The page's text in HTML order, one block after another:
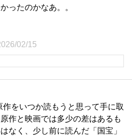
ったのかなあ。。
02/15
作をいつか読もうと思って手に取
作と映画では多少の差はあるも
なく、少し前に読んだ「国宝」